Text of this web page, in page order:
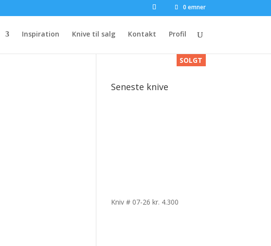
0 emner
Inspiration Knive til salg Kontakt Profil
SOLGT
SOLGT
SOLGT
Seneste knive
Kniv # 07-26 kr. 4.300